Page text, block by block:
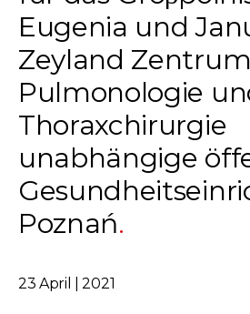
Eugenia und
Zeyland
Pulmonologie
Thoraxchirurgie
unabhängige
Poznań
23 April | 2021